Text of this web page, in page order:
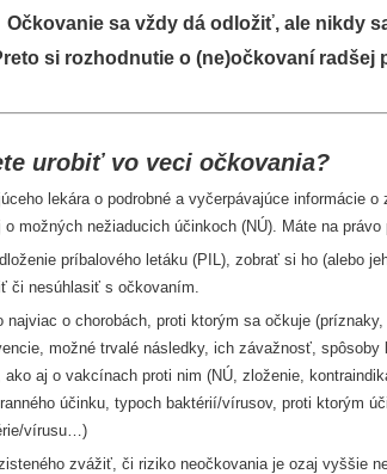
Očkovanie sa vždy dá odložiť, ale nikdy
si rozhodnutie o (ne)očkovaní radšej
urobiť vo veci očkovania?
lekára o podrobné a vyčerpávajúce informácie
o možných nežiaducich účinkoch (NÚ). Máte na
príbalového letáku (PIL), zobrať si ho (alebo
či nesúhlasiť s očkovaním.
najviac o chorobách, proti ktorým sa očkuje
možné trvalé následky, ich závažnosť,
aj o vakcínach proti nim (NÚ, zloženie,
účinku, typoch baktérií/vírusov, proti ktorým
vírusu…)
zvážiť, či riziko neočkovania je ozaj vyššie